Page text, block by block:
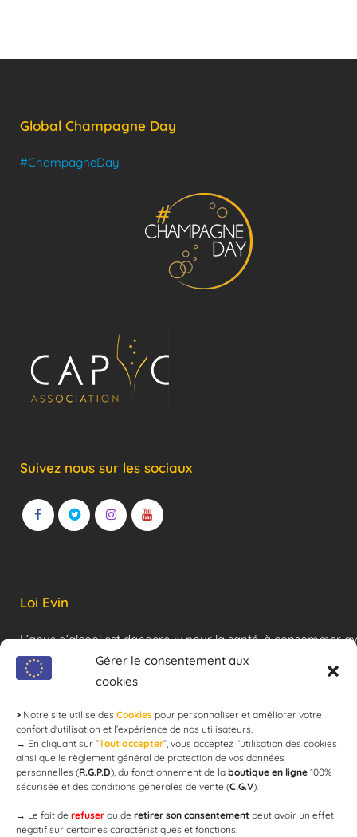
Gérer le consentement aux
cookies
> Notre site utilise des Cookies pour personnaliser et améliorer votre
confort d'utilisation et l’expérience de nos utilisateurs.
→ En cliquant sur ”Tout accepter”, vous acceptez l’utilisation des cookies
ainsi que le règlement général de protection de vos données
personnelles (R.G.P.D), du fonctionnement de la boutique en ligne 100%
sécurisée et des conditions générales de vente (C.G.V).
→ Le fait de refuser ou de retirer son consentement peut avoir un effet
négatif sur certaines caractéristiques et fonctions.
Global Champagne Day
#ChampagneDay
Suivez nous sur les sociaux
Loi Evin
L’abus d’alcool est dangereux pour la santé, à consommer
modération !
Newsletter
email